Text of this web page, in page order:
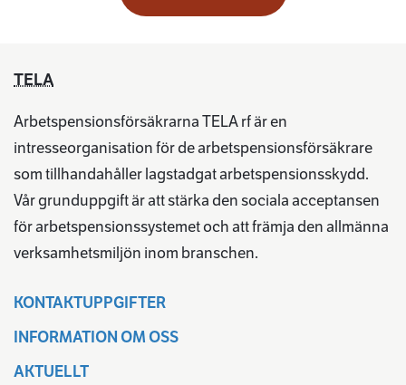
TELA
Arbetspensionsförsäkrarna TELA rf är en
intresseorganisation för de arbetspensionsförsäkrare
som tillhandahåller lagstadgat arbetspensionsskydd.
Vår grunduppgift är att stärka den sociala acceptansen
för arbetspensionssystemet och att främja den allmänna
verksamhetsmiljön inom branschen.
KONTAKTUPPGIFTER
INFORMATION OM OSS
AKTUELLT